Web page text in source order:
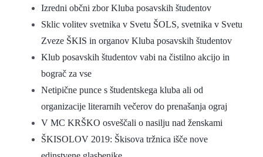
Izredni občni zbor Kluba posavskih študentov
Sklic volitev svetnika v Svetu ŠOLS, svetnika v Svetu
Zveze ŠKIS in organov Kluba posavskih študentov
Klub posavskih študentov vabi na čistilno akcijo in
bograč za vse
Netipične punce s študentskega kluba ali od
organizacije literarnih večerov do prenašanja ograj
V MC KRŠKO osveščali o nasilju nad ženskami
ŠKISOLOV 2019: Škisova tržnica išče nove